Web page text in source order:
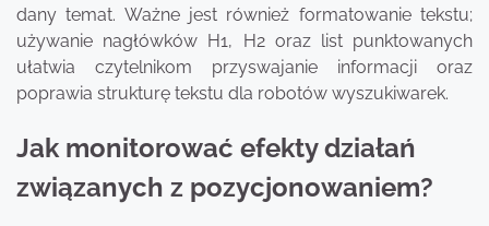
dany temat. Ważne jest również formatowanie tekstu;
używanie nagłówków H1, H2 oraz list punktowanych
ułatwia czytelnikom przyswajanie informacji oraz
poprawia strukturę tekstu dla robotów wyszukiwarek.
Jak monitorować efekty działań
związanych z pozycjonowaniem?